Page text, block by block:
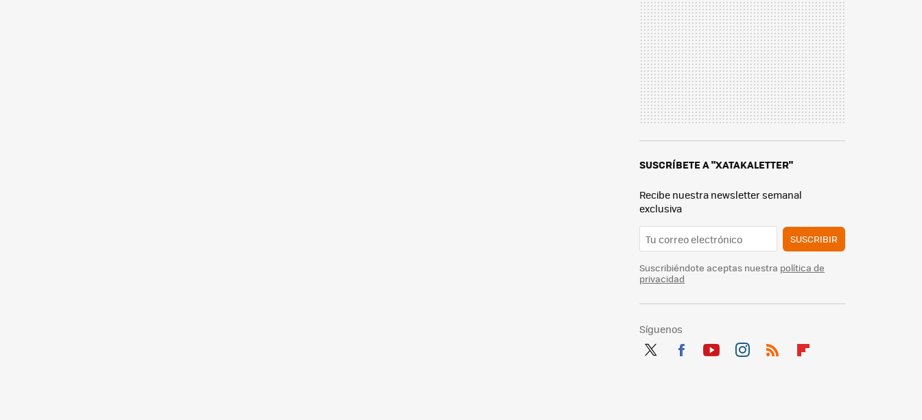
SUSCRÍBETE A "XATAKALETTER"
Recibe nuestra newsletter semanal
exclusiva
SUSCRIBIR
Suscribiéndote aceptas nuestra política de
privacidad
Síguenos